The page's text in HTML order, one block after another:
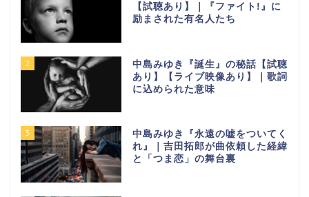
【試聴あり】｜『ファイト!』に
励まされた有名人たち
2
中島みゆき『誕生』の秘話【試聴
あり】【ライブ映像あり】｜歌詞
に込められた意味
3
中島みゆき『永遠の嘘をついてく
れ』｜吉田拓郎が曲依頼した経緯
と「つま恋」の舞台裏